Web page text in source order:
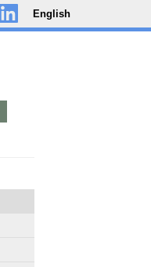
.. English